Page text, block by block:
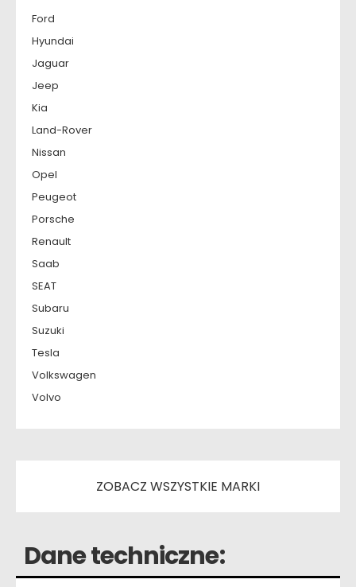
Ford
Hyundai
Jaguar
Jeep
Kia
Land-Rover
Nissan
Opel
Peugeot
Porsche
Renault
Saab
SEAT
Subaru
Suzuki
Tesla
Volkswagen
Volvo
ZOBACZ WSZYSTKIE MARKI
Dane techniczne: